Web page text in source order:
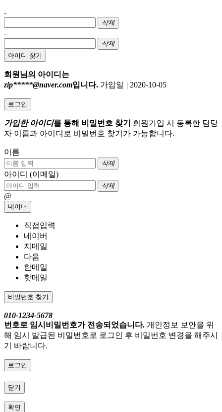
-
삭제
-
삭제
아이디 찾기
회원님의 아이디는
zip*****@naver.com입니다. 가입일 | 2020-10-05
로그인
가입한 아이디를 통해 비밀번호 찾기
회원가입 시 등록한 담당
자 이름과 아이디로 비밀번호 찾기가 가능합니다.
이름
삭제
아이디 (이메일)
삭제
@
네이버
직접입력
네이버
지메일
다음
한메일
핫메일
비밀번호 찾기
010-1234-5678
번호로 임시비밀번호가 전송되었습니다. 개인정보 보안을 위
해 임시 발급된 비밀번호로 로그인 후 비밀번호 변경을 해주시
기 바랍니다.
로그인
닫기
확인